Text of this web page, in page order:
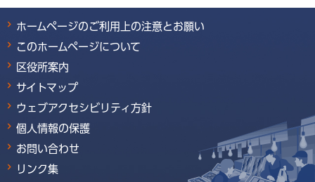
ホームページのご利用上の注意とお願い
このホームページについて
区役所案内
サイトマップ
ウェブアクセシビリティ方針
個人情報の保護
お問い合わせ
リンク集